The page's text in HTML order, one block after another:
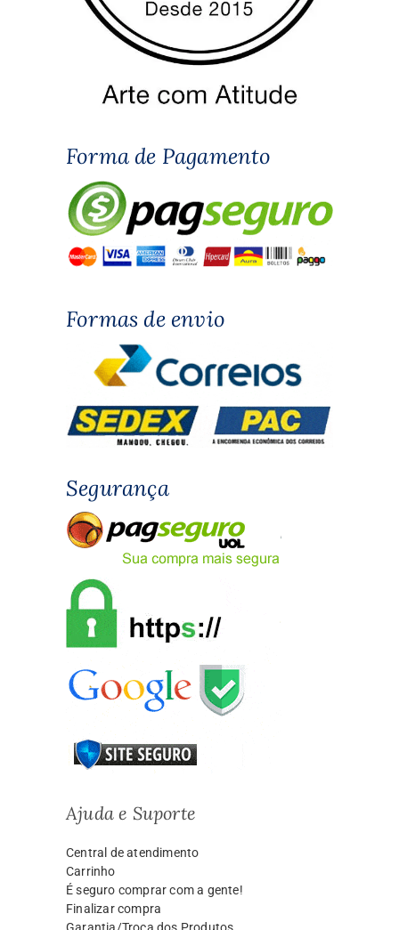
Forma de Pagamento
Formas de envio
Segurança
Ajuda e Suporte
Central de atendimento
Carrinho
É seguro comprar com a gente!
Finalizar compra